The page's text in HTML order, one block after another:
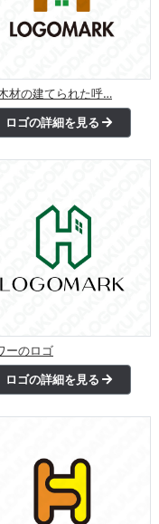
材の建てられた呼…
ロゴの詳細を見る
ーのロゴ
ロゴの詳細を見る